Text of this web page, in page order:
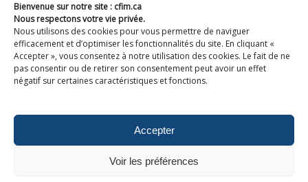
Bienvenue sur notre site : cfim.ca
Nous respectons votre vie privée.
Nous utilisons des cookies pour vous permettre de naviguer
efficacement et d’optimiser les fonctionnalités du site. En cliquant «
Accepter », vous consentez à notre utilisation des cookies. Le fait de ne
pas consentir ou de retirer son consentement peut avoir un effet
négatif sur certaines caractéristiques et fonctions.
Accepter
Voir les préférences
Devenir membre de CFIM
Suivez-nous